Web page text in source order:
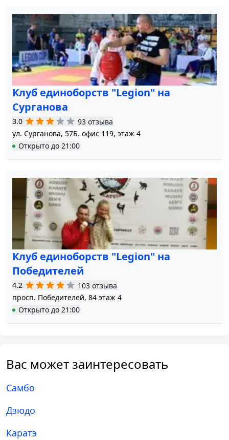
Клуб единоборств "Legion" на
Сурганова
3.0
93 отзыва
ул. Сурганова, 57Б. офис 119, этаж 4
Открыто до 21:00
Клуб единоборств "Legion" на
Победителей
4.2
103 отзыва
просп. Победителей, 84 этаж 4
Открыто до 21:00
Вас может заинтересовать
Самбо
Дзюдо
Каратэ